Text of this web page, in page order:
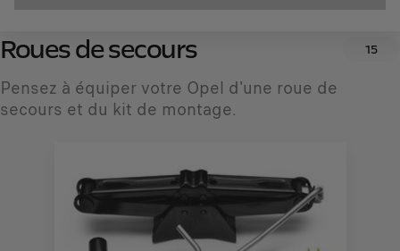
Roues de secours 15
Pensez à équiper votre Opel d'une roue de
secours et du kit de montage.